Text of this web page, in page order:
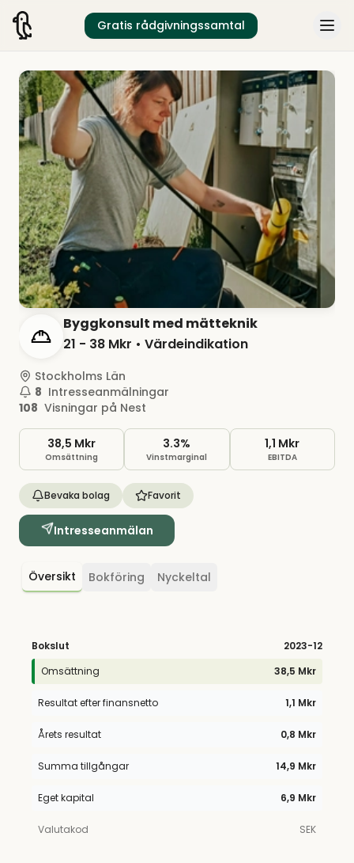
Gratis rådgivningssamtal
Byggkonsult med mätteknik
21 - 38 Mkr • Värdeindikation
Stockholms Län
8 Intresseanmälningar
108 Visningar på Nest
38,5 Mkr
Omsättning
3.3%
Vinstmarginal
1,1 Mkr
EBITDA
Bevaka bolag Favorit
Intresseanmälan
Översikt Bokföring Nyckeltal
Bokslut 2023-12
Omsättning
38,5 Mkr
Resultat efter finansnetto 1,1 Mkr
Årets resultat 0,8 Mkr
Summa tillgångar 14,9 Mkr
Eget kapital 6,9 Mkr
Valutakod SEK